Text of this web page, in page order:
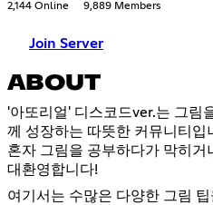
2,144 Online 9,889 Members
Join Server
ABOUT
'아또리얼' 디스코드ver.는 그림
께 성장하는 따뜻한 커뮤니티입
혼자 그림을 공부하다가 막히
대환영합니다!
여기서는 수많은 다양한 그림